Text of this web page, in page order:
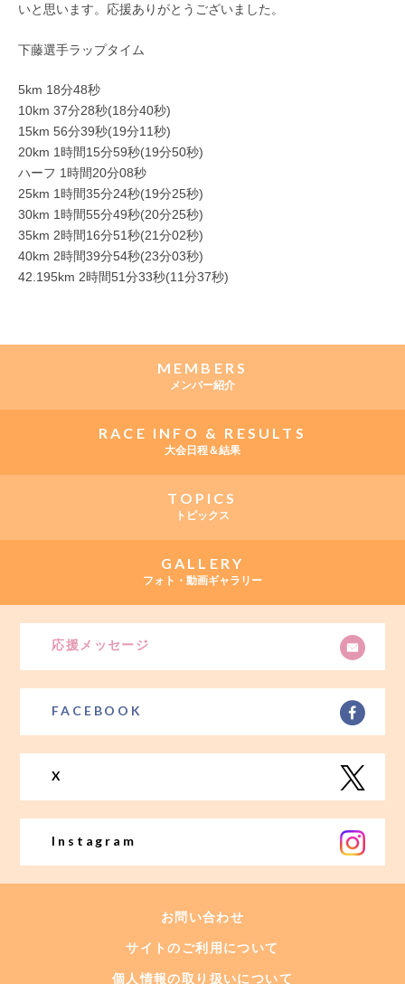
いと思います。応援ありがとうございました。
下藤選手ラップタイム
5km 18分48秒
10km 37分28秒(18分40秒)
15km 56分39秒(19分11秒)
20km 1時間15分59秒(19分50秒)
ハーフ 1時間20分08秒
25km 1時間35分24秒(19分25秒)
30km 1時間55分49秒(20分25秒)
35km 2時間16分51秒(21分02秒)
40km 2時間39分54秒(23分03秒)
42.195km 2時間51分33秒(11分37秒)
MEMBERS
メンバー紹介
RACE INFO & RESULTS
大会日程＆結果
TOPICS
トピックス
GALLERY
フォト・動画ギャラリー
応援メッセージ
FACEBOOK
X
Instagram
お問い合わせ
サイトのご利用について
個人情報の取り扱いについて